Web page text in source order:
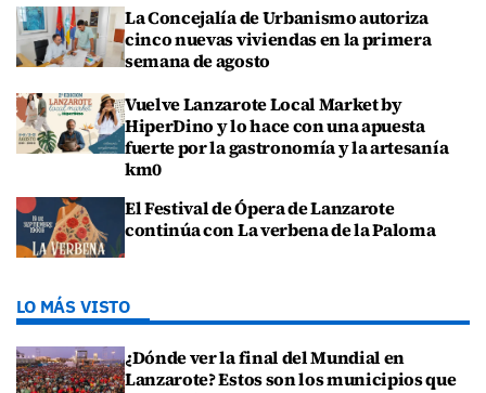
La Concejalía de Urbanismo autoriza
cinco nuevas viviendas en la primera
semana de agosto
Vuelve Lanzarote Local Market by
HiperDino y lo hace con una apuesta
fuerte por la gastronomía y la artesanía
km0
El Festival de Ópera de Lanzarote
continúa con La verbena de la Paloma
LO MÁS VISTO
¿Dónde ver la final del Mundial en
Lanzarote? Estos son los municipios que